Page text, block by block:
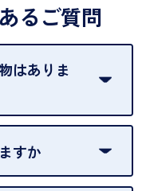
るご質問
はありま
。ご利用になれる書
すか
があってもご利用い